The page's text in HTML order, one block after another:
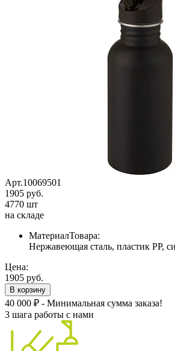
Арт.10069501
1905 руб.
4770 шт
на складе
МатериалТовара:
Нержавеющая сталь, пластик PP,
Цена:
1905 руб.
В корзину
40 000 ₽ - Минимальная сумма заказа!
3 шага работы с нами